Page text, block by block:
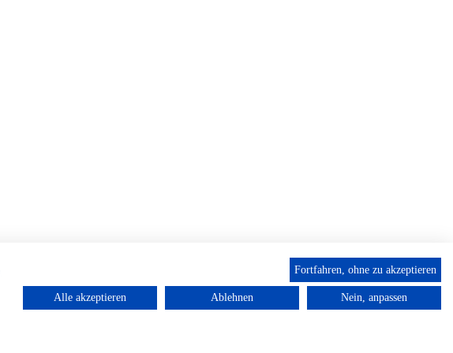
Fortfahren, ohne zu akzeptieren
Alle akzeptieren Ablehnen Nein, anpassen